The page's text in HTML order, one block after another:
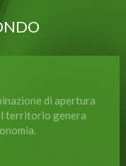
di apertura
territorio genera